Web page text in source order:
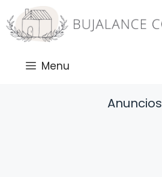
Saltar
al
contenido
Menu
Anuncios